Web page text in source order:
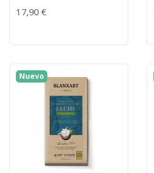
17,90 €
Nuevo